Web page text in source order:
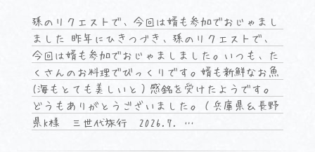
孫のリクエストで、今回は婿も参加でおじゃまし
ました 昨年にひきつづき、孫のリクエストで、
今回は婿も参加でおじゃましました。いつも、た
くさんのお料理でびっくりです。婿も新鮮なお魚
(海もとても美しいと）感銘を受けたようです。
どうもありがとうございました。（兵庫県＆長野
県K様 三世代旅行 2026.7. …